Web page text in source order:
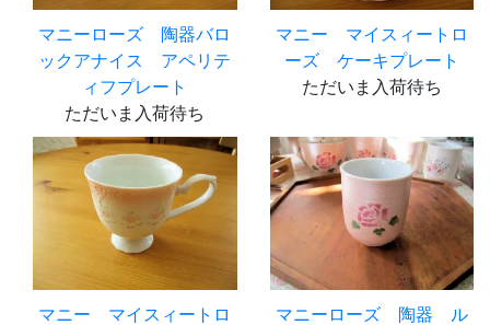
マニーローズ 陶器バロ
ックアナイス アペリテ
ィフプレート
ただいま入荷待ち
マニー マイスィートロ
ーズ ケーキプレート
ただいま入荷待ち
マニー マイスィートロ
マニーローズ 陶器 ル